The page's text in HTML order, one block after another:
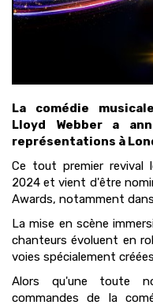
La comédie musicale
Lloyd Webber a
représentations à
Ce tout premier revival
2024 et vient d'être
Awards, notamment
La mise en scène
chanteurs évoluent en
voies spécialement
Alors qu'une toute
commandes de la